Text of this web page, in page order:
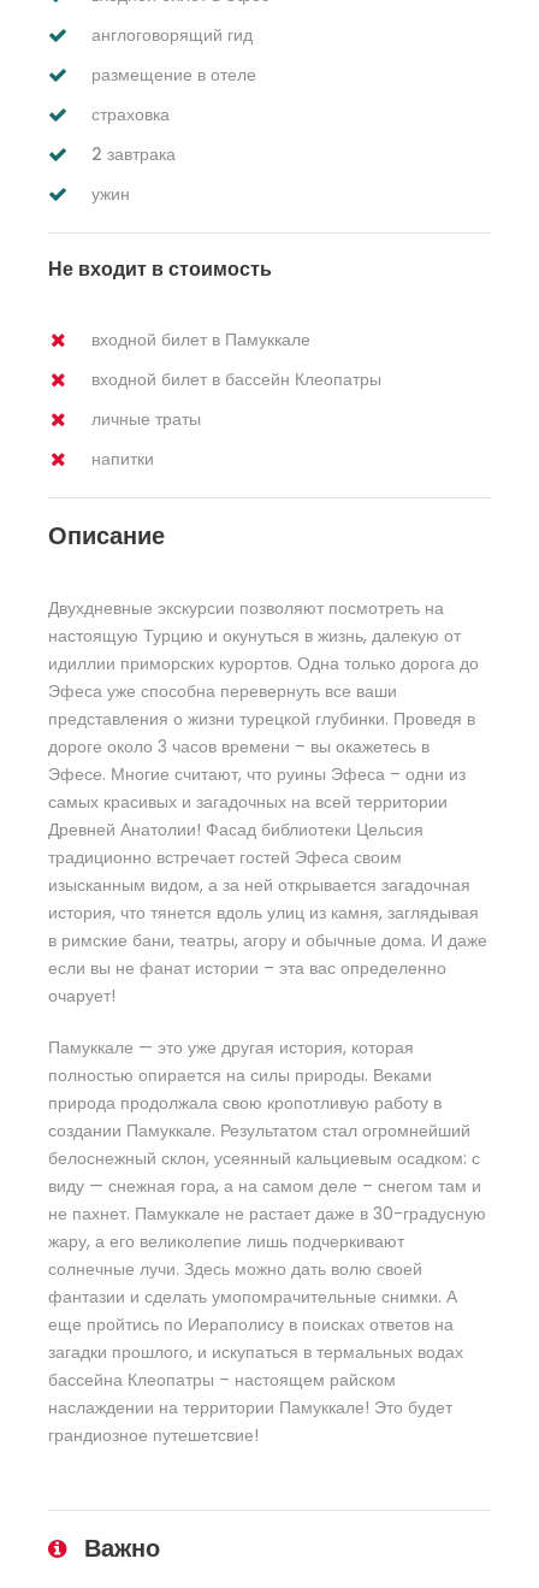
англоговорящий гид
размещение в отеле
страховка
2 завтрака
ужин
Не входит в стоимость
входной билет в Памуккале
входной билет в бассейн Клеопатры
личные траты
напитки
Описание
Двухдневные экскурсии позволяют посмотреть на
настоящую Турцию и окунуться в жизнь, далекую от
идиллии приморских курортов. Одна только дорога до
Эфеса уже способна перевернуть все ваши
представления о жизни турецкой глубинки. Проведя в
дороге около 3 часов времени – вы окажетесь в
Эфесе. Многие считают, что руины Эфеса – одни из
самых красивых и загадочных на всей территории
Древней Анатолии! Фасад библиотеки Цельсия
традиционно встречает гостей Эфеса своим
изысканным видом, а за ней открывается загадочная
история, что тянется вдоль улиц из камня, заглядывая
в римские бани, театры, агору и обычные дома. И даже
если вы не фанат истории – эта вас определенно
очарует!
Памуккале — это уже другая история, которая
полностью опирается на силы природы. Веками
природа продолжала свою кропотливую работу в
создании Памуккале. Результатом стал огромнейший
белоснежный склон, усеянный кальциевым осадком: с
виду — снежная гора, а на самом деле – снегом там и
не пахнет. Памуккале не растает даже в 30-градусную
жару, а его великолепие лишь подчеркивают
солнечные лучи. Здесь можно дать волю своей
фантазии и сделать умопомрачительные снимки. А
еще пройтись по Иераполису в поисках ответов на
загадки прошлого, и искупаться в термальных водах
бассейна Клеопатры – настоящем райском
наслаждении на территории Памуккале! Это будет
грандиозное путешетсвие!
Важно